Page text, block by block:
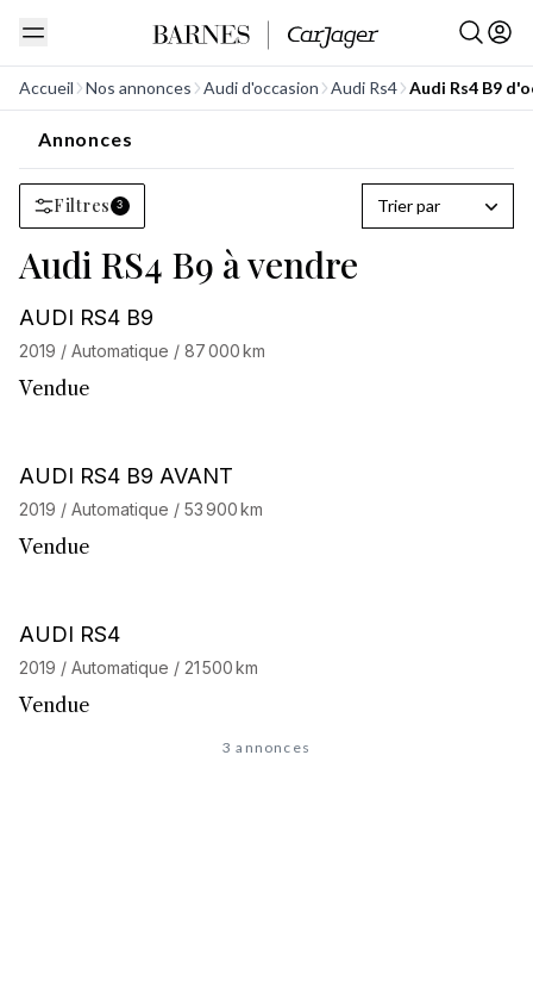
Accueil Nos annonces Audi d'occasion Audi Rs4 Audi Rs4 B9
Annonces
Filtres 3 Trier par
Audi RS4 B9 à vendre
AUDI RS4 B9
2019 / Automatique / 87 000 km
Vendue
AUDI RS4 B9 AVANT
2019 / Automatique / 53 900 km
Vendue
AUDI RS4
2019 / Automatique / 21 500 km
Vendue
3 annonces